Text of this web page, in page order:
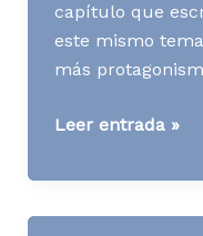
capítulo que
este mismo
más
Media
S50
Leer entrada »